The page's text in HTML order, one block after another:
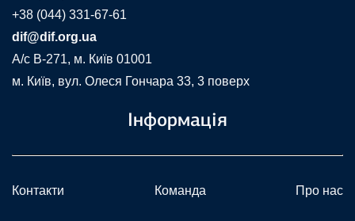
+38 (044) 331-67-61
dif@dif.org.ua
A/c В-271, м. Київ 01001
м. Київ, вул. Олеся Гончара 33, 3 поверх
Інформація
Контакти Команда Про нас